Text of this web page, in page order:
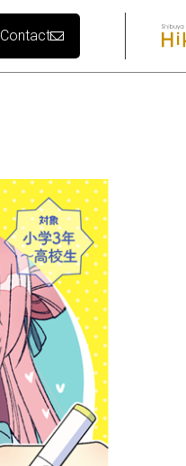
Contact